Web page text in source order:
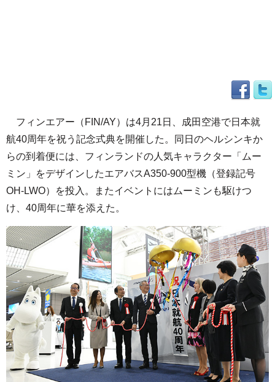
フィンエアー（FIN/AY）は4月21日、成田空港で日本就
航40周年を祝う記念式典を開催した。同日のヘルシンキか
らの到着便には、フィンランドの人気キャラクター「ムー
ミン」をデザインしたエアバスA350-900型機（登録記号
OH-LWO）を投入。またイベントにはムーミンも駆けつ
け、40周年に華を添えた。